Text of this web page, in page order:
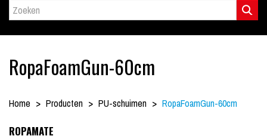
RopaFoamGun-60cm
Home Producten PU-schuimen RopaFoamGun-60cm
ROPAMATE